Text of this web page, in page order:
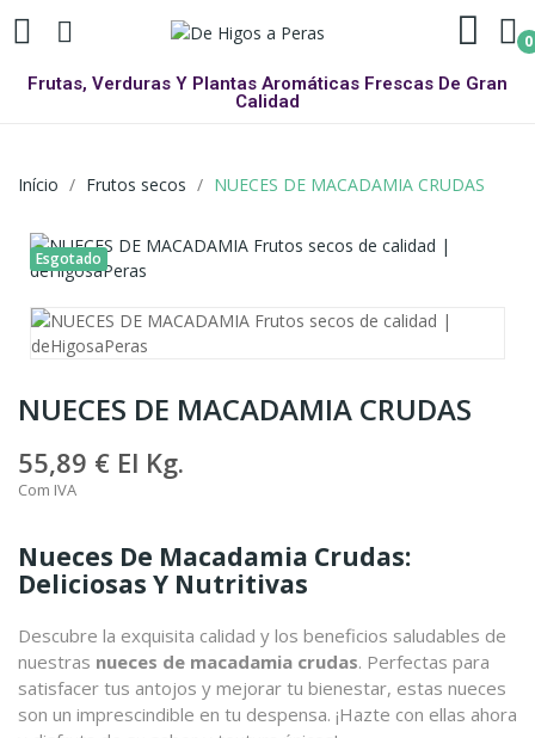
0
Frutas, Verduras Y Plantas Aromáticas Frescas De Gran
Calidad
Início Frutos secos NUECES DE MACADAMIA CRUDAS
Esgotado
NUECES DE MACADAMIA CRUDAS
55,89 € El Kg.
Com IVA
Nueces De Macadamia Crudas:
Deliciosas Y Nutritivas
Descubre la exquisita calidad y los beneficios saludables de
nuestras nueces de macadamia crudas. Perfectas para
satisfacer tus antojos y mejorar tu bienestar, estas nueces
son un imprescindible en tu despensa. ¡Hazte con ellas ahora